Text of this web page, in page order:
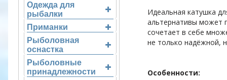
Одежда для
рыбалки
Приманки
Рыболовная
оснастка
Рыболовные
принадлежности
Идеальная катушка
альтернативы может
сочетает в себе
не только надёжной,
Особенности: